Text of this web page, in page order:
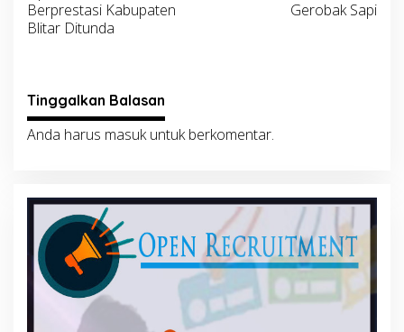
Berprestasi Kabupaten
Blitar Ditunda
Gerobak Sapi
Tinggalkan Balasan
Anda harus masukuntuk berkomentar.